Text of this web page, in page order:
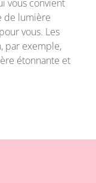
vous convient
de lumière
vous. Les
par exemple,
étonnante et